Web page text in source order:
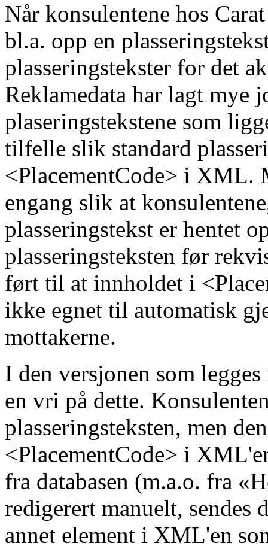
Når konsulentene hos
bl.a. opp en
plasseringstekster for det
Reklamedata har lagt mye
plaseringstekstene som
tilfelle slik standard
<PlacementCode> i XML.
engang slik at
plasseringstekst er hentet
plasseringsteksten før
ført til at innholdet i
ikke egnet til automatisk
mottakerne.
I den versjonen som
en vri på dette.
plasseringsteksten, men
<PlacementCode> i
fra databasen (m.a.o. fra
redigerert manuelt, sendes
annet element i XML'en